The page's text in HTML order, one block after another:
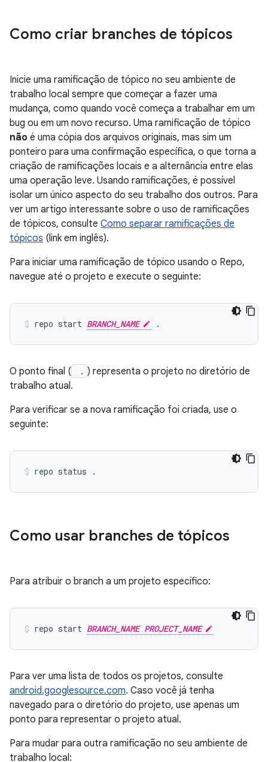
Como criar branches de tópicos
Inicie uma ramificação de tópico no seu ambiente de
trabalho local sempre que começar a fazer uma
mudança, como quando você começa a trabalhar em um
bug ou em um novo recurso. Uma ramificação de tópico
não é uma cópia dos arquivos originais, mas sim um
ponteiro para uma confirmação específica, o que torna a
criação de ramificações locais e a alternância entre elas
uma operação leve. Usando ramificações, é possível
isolar um único aspecto do seu trabalho dos outros. Para
ver um artigo interessante sobre o uso de ramificações
de tópicos, consulte Como separar ramificações de
tópicos (link em inglês).
Para iniciar uma ramificação de tópico usando o Repo,
navegue até o projeto e execute o seguinte:
repo start BRANCH_NAME
O ponto final ( . ) representa o projeto no diretório de
trabalho atual.
Para verificar se a nova ramificação foi criada, use o
seguinte:
Como usar branches de tópicos
Para atribuir o branch a um projeto específico:
repo start BRANCH_NAME PROJECT_NAME
Para ver uma lista de todos os projetos, consulte
android.googlesource.com. Caso você já tenha
navegado para o diretório do projeto, use apenas um
ponto para representar o projeto atual.
Para mudar para outra ramificação no seu ambiente de
trabalho local: